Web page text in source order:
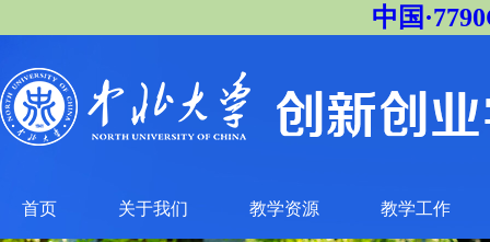
中国
首页 关于我们 教学资源 教学工作